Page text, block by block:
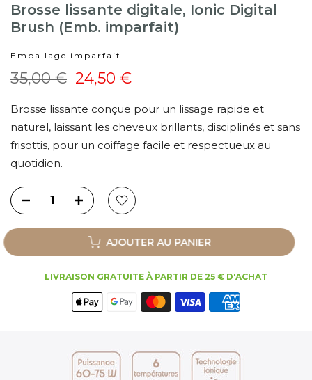
Brosse lissante digitale, Ionic Digital
Brush (Emb. imparfait)
Emballage imparfait
35,00 € 24,50 €
Brosse lissante conçue pour un lissage rapide et
naturel, laissant les cheveux brillants, disciplinés et sans
frisottis, pour un coiffage facile et respectueux au
quotidien.
AJOUTER AU PANIER
LIVRAISON GRATUITE À PARTIR DE 25 € D'ACHAT